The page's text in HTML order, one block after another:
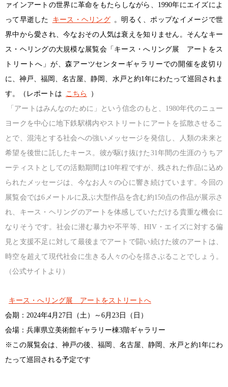
ァインアートの世界に革命をもたらしながら、1990年にエイズによ
って早逝した
キース・ヘリング 。明るく、ポップなイメージで世
界中から愛され、今なおその人気は衰えを知りません。そんなキー
ス・ヘリングの大規模な展覧会「キース・へリング展 アートをス
トリートへ」が、森アーツセンターギャラリーでの開催を皮切り
に、神戸、福岡、名古屋、静岡、水戸と約1年にわたって巡回されま
す。（レポートは
こちら
）
「アートはみんなのために」という信念のもと、1980年代のニュー
ヨークを中心に地下鉄駅構内やストリートにアートを拡散させるこ
とで、混沌とする社会への強いメッセージを発信し、人類の未来と
希望を後世に託したキース。彼が駆け抜けた31年間の生涯のうちア
ーティストとしての活動期間は10年程ですが、残された作品に込め
られたメッセージは、今なお人々の心に響き続けています。今回の
展覧会では6メートルに及ぶ大型作品を含む約150点の作品が展示さ
れ、キース・ヘリングのアートを体感していただける貴重な機会に
なりそうです。社会に潜む暴力や不平等、HIV・エイズに対する偏
見と支援不足に対して最後までアートで闘い続けた彼のアートは、
時空を超えて現代社会に生きる人々の心を揺さぶることでしょう。
（公式サイトより）
キース・へリング展 アートをストリートへ
会期：2024年4月27日（土）～6月23日（日）
会場：兵庫県立美術館ギャラリー棟3階ギャラリー
※この展覧会は、神戸の後、福岡、名古屋、静岡、水戸と約1年にわ
たって巡回される予定です